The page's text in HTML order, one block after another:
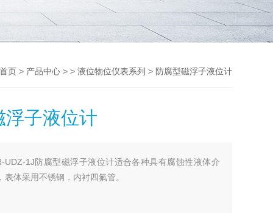
页> 产品中心> > 液位物位仪表系列 > 防腐型磁浮子液位计
浮子液位计
UDZ-1J防腐型磁浮子液位计适合各种具有腐蚀性液体介
表体采用不锈钢，内衬四氟管。